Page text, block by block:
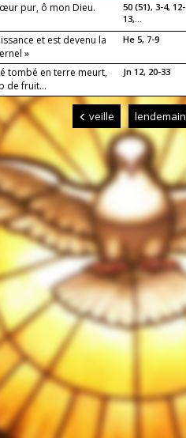
pur, ô mon Dieu.
50 (51), 3-4, 12-
13,...
et est devenu la
»
He 5, 7-9
tombé en terre meurt,
de fruit...
Jn 12, 20-33
veille lendemain